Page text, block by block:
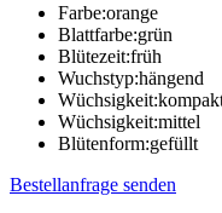
Farbe:orange
Blattfarbe:grün
Blütezeit:früh
Wuchstyp:hängend
Wüchsigkeit:
Wüchsigkeit:mittel
Blütenform:gefüllt
Bestellanfrage senden